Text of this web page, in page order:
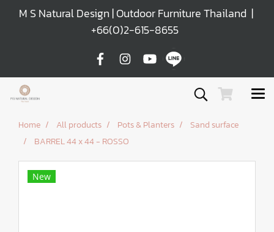
M S Natural Design | Outdoor Furniture Thailand |
+66(0)2-615-8655
Home All products Pots & Planters
Sand surface
BARREL 44 x 44 - ROSSO
New